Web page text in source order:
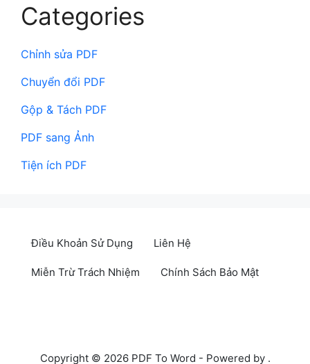
Categories
Chỉnh sửa PDF
Chuyển đổi PDF
Gộp & Tách PDF
PDF sang Ảnh
Tiện ích PDF
Điều Khoản Sử Dụng Liên Hệ
Miễn Trừ Trách Nhiệm Chính Sách Bảo Mật
Copyright © 2026 PDF To Word - Powered by .